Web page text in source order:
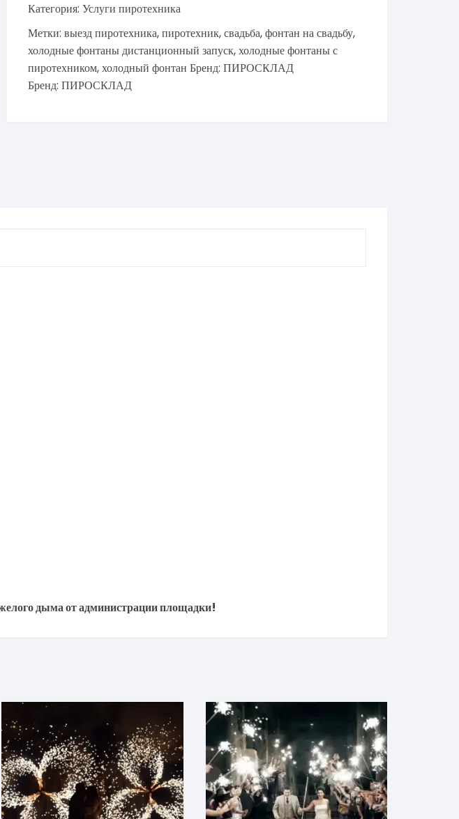
холодных
фонтана
тяжелый
дым
Категория: Услуги пиротехника
Метки: выезд пиротехника,пиротехник,свадьба,фонтан на свадьбу,
холодные фонтаны дистанционный запуск,холодные фонтаны с
пиротехником,холодный фонтан Бренд: ПИРОСКЛАД
Бренд: ПИРОСКЛАД
дыма от администрации площадки!